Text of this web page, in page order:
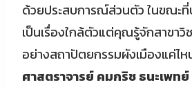
ด้วยประสบการณ์ส่วนตัว ในขณะที่
เป็นเรื่องใกล้ตัวแต่คุณรู้จักสาขาวิ
อย่างสถาปัตยกรรมผังเมืองแค่ไห
ศาสตราจารย์ คมกริช ธนะเพทย์